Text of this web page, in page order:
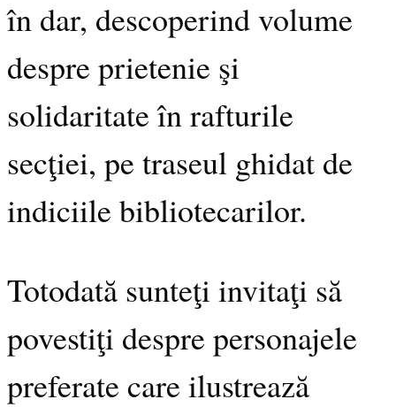
în dar, descoperind volume
despre prietenie şi
solidaritate în rafturile
secţiei, pe traseul ghidat de
indiciile bibliotecarilor.
Totodată sunteţi invitaţi să
povestiţi despre personajele
preferate care ilustrează